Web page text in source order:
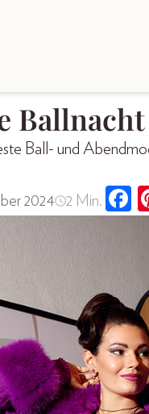
Ballnacht
Ball- und
2024 2 Min.